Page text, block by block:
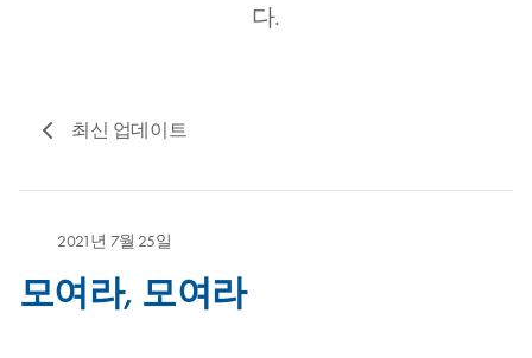
다.
최신 업데이트
2021년 7월 25일
모여라, 모여라